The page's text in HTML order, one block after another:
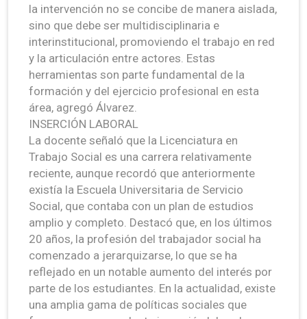
la intervención no se concibe de manera aislada,
sino que debe ser multidisciplinaria e
interinstitucional, promoviendo el trabajo en red
y la articulación entre actores. Estas
herramientas son parte fundamental de la
formación y del ejercicio profesional en esta
área, agregó Álvarez.
INSERCIÓN LABORAL
La docente señaló que la Licenciatura en
Trabajo Social es una carrera relativamente
reciente, aunque recordó que anteriormente
existía la Escuela Universitaria de Servicio
Social, que contaba con un plan de estudios
amplio y completo. Destacó que, en los últimos
20 años, la profesión del trabajador social ha
comenzado a jerarquizarse, lo que se ha
reflejado en un notable aumento del interés por
parte de los estudiantes. En la actualidad, existe
una amplia gama de políticas sociales que